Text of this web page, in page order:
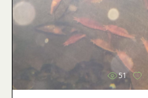
Bild
51